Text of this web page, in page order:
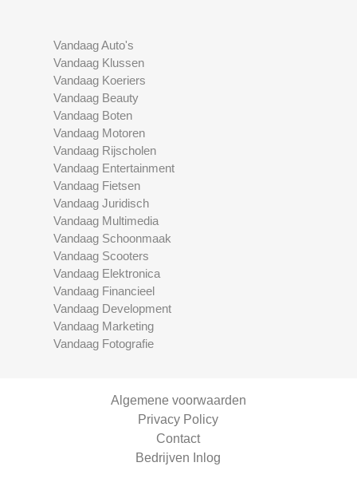
Vandaag Auto's
Vandaag Klussen
Vandaag Koeriers
Vandaag Beauty
Vandaag Boten
Vandaag Motoren
Vandaag Rijscholen
Vandaag Entertainment
Vandaag Fietsen
Vandaag Juridisch
Vandaag Multimedia
Vandaag Schoonmaak
Vandaag Scooters
Vandaag Elektronica
Vandaag Financieel
Vandaag Development
Vandaag Marketing
Vandaag Fotografie
Algemene voorwaarden
Privacy Policy
Contact
Bedrijven Inlog